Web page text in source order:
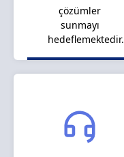
çözümler
sunmayı
hedeflemektedir.